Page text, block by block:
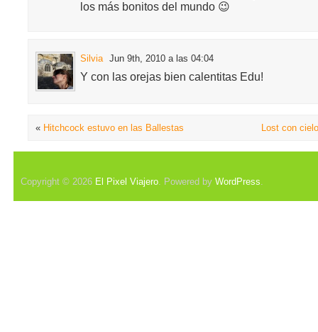
los más bonitos del mundo 😉
Silvia Jun 9th, 2010 a las 04:04
Y con las orejas bien calentitas Edu!
« Hitchcock estuvo en las Ballestas Lost con
Copyright © 2026 El Pixel Viajero. Powered by WordPress.